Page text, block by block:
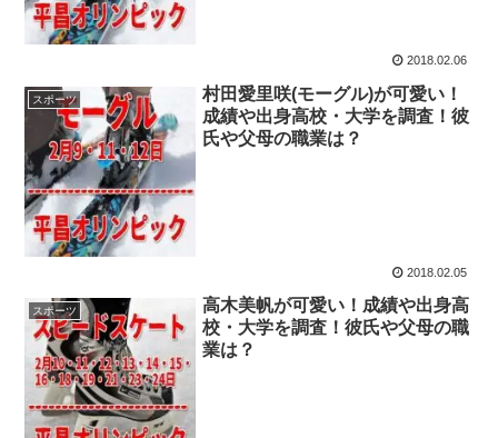
2018.02.06
スポーツ
村田愛里咲(モーグル)が可愛い！
成績や出身高校・大学を調査！彼
氏や父母の職業は？
2018.02.05
スポーツ
高木美帆が可愛い！成績や出身高
校・大学を調査！彼氏や父母の職
業は？